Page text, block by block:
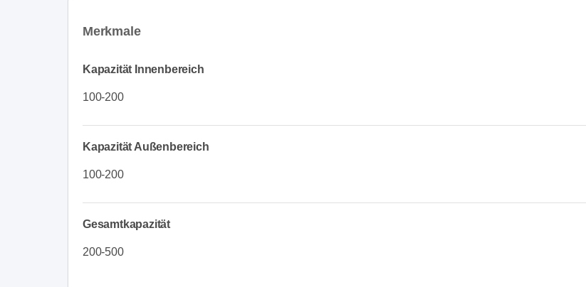
Merkmale
Kapazität Innenbereich
100-200
Kapazität Außenbereich
100-200
Gesamtkapazität
200-500